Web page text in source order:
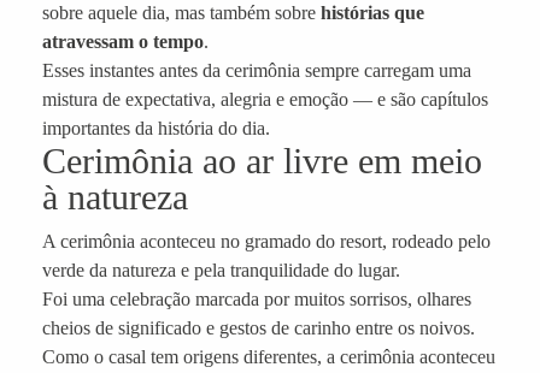
sobre aquele dia, mas também sobre histórias que
atravessam o tempo.
Esses instantes antes da cerimônia sempre carregam uma
mistura de expectativa, alegria e emoção — e são capítulos
importantes da história do dia.
Cerimônia ao ar livre em meio
à natureza
A cerimônia aconteceu no gramado do resort, rodeado pelo
verde da natureza e pela tranquilidade do lugar.
Foi uma celebração marcada por muitos sorrisos, olhares
cheios de significado e gestos de carinho entre os noivos.
Como o casal tem origens diferentes, a cerimônia aconteceu